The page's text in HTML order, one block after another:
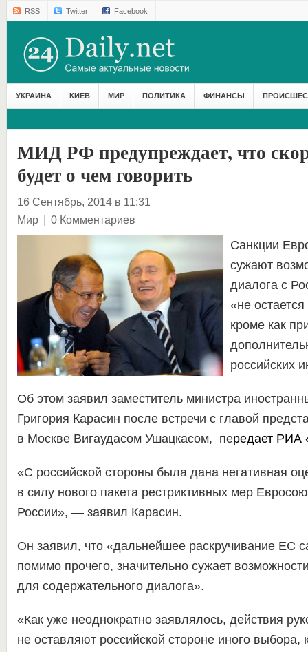
RSS Twitter Facebook
УКРАИНА КИЕВ МИР ПОЛИТИКА ФИНАНСЫ
МИД РФ предупреждает, что
будет о чем говорить
16 Сентябрь, 2014 в 11:31
Мир | 0 Комментариев
Санкции
сужают
диалога с
«не
кроме как
российских
Об этом заявил заместитель министра
Григория Карасин после встречи с главой
в Москве Вигаудасом Ушацкасом, передает РИА
«С российской стороны была дана негативная
в силу нового пакета рестриктивных мер
России», — заявил Карасин.
Он заявил, что «дальнейшее раскручивание ЕС
помимо прочего, значительно сужает
для содержательного диалога».
«Как уже неоднократно заявлялось, действия
не оставляют российской стороне иного выбора,